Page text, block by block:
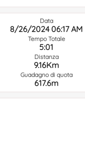
Data
8/26/2024 06:17 AM
Tempo Totale
5:01
Distanza
9.16Km
Guadagno di quota
617.6m